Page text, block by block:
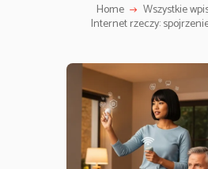
Home Wszystkie
Internet rzeczy: